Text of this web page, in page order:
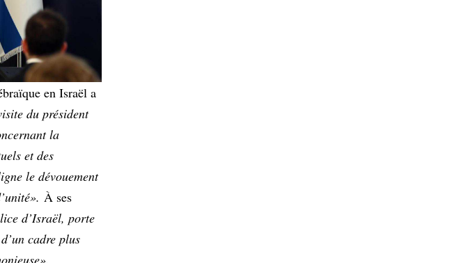
en Israël a
du président
la
et des
le dévouement
À ses
d’Israël, porte
cadre plus